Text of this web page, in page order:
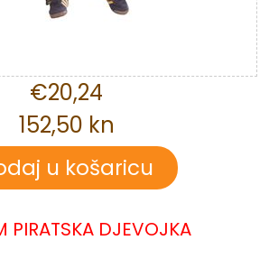
€20,24
152,50 kn
PIRATSKA DJEVOJKA